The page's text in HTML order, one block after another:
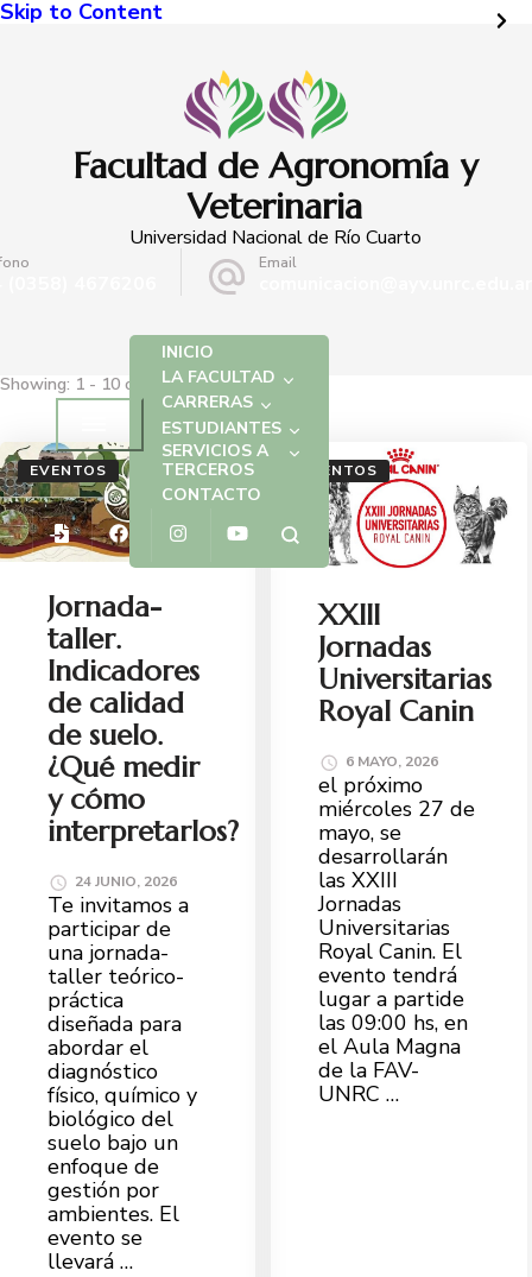
Skip to Content
Facultad de Agronomía y
Veterinaria
Universidad Nacional de Río Cuarto
Email
INICIO
LA FACULTAD
CARRERAS
ESTUDIANTES
SERVICIOS A
TERCEROS
CONTACTO
Showing: 1 - 10 of 130 RESULTS
EVENTOS
Jornada-
taller.
Indicadores
de calidad
de suelo.
¿Qué medir
y cómo
interpretarlos?
24 JUNIO, 2026
Te invitamos a
participar de
una jornada-
taller teórico-
práctica
diseñada para
abordar el
diagnóstico
físico, químico y
biológico del
suelo bajo un
enfoque de
gestión por
ambientes. El
evento se
llevará …
EVENTOS
XXIII
Jornadas
Universitarias
Royal Canin
6 MAYO, 2026
el próximo
miércoles 27 de
mayo, se
desarrollarán
las XXIII
Jornadas
Universitarias
Royal Canin. El
evento tendrá
lugar a partide
las 09:00 hs, en
el Aula Magna
de la FAV-
UNRC …